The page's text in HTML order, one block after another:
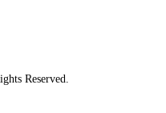
Reserved.